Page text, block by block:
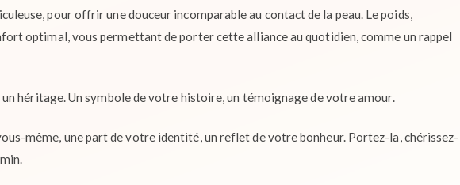
pour offrir une douceur incomparable au contact de la peau. Le poids,
optimal, vous permettant de porter cette alliance au quotidien, comme un rappel
un héritage. Un symbole de votre histoire, un témoignage de votre amour.
même, une part de votre identité, un reflet de votre bonheur. Portez-la, chérissez-